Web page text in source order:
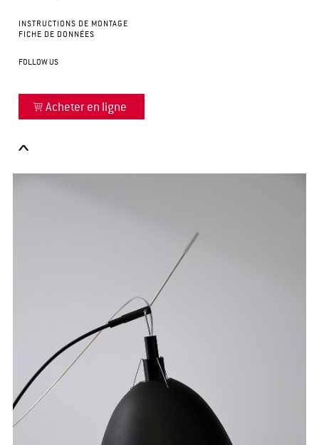
INSTRUCTIONS DE MONTAGE
FICHE DE DONNÉES
FOLLOW US
Acheter en ligne